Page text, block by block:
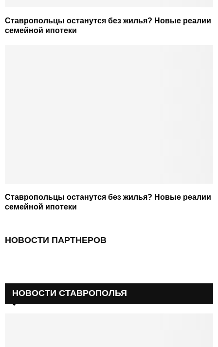
Ставропольцы останутся без жилья? Новые реалии
семейной ипотеки
Ставропольцы останутся без жилья? Новые реалии
семейной ипотеки
НОВОСТИ ПАРТНЕРОВ
НОВОСТИ СТАВРОПОЛЬЯ